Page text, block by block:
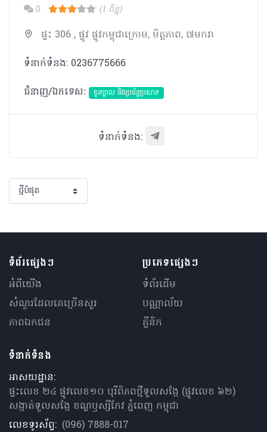
0 (1 ពិន្ទុ)
ផ្ទះ 306 , ផ្លូវ ផ្លូវកម្ពុជាក្រោម​, មិត្ដភាព, ៧មករា
ទំនាក់ទំនង: 0236775666
ជំនាញ/ឯកទេស:
ខួរក្បាល និងប្រព័ន្ធប្រសាទ
ទំនាក់ទំនង:
ទំព័រផ្សេងៗ
អំពីយើង
សំណួរ​ដែលគេ​ច្រើន​សួរ
ភាពឯកជន
ប្រភេទផ្សេងៗ
ទំព័រដើម
បណ្ណាល័យ
គ្លីនិក
ទំនាក់ទំនង
អាសយដ្ឋាន:
ផ្ទះលេខ ២៤ ផ្លូវលេខ១០ បុរីពិភពថ្មីទួលសង្កែ (ផ្លូវលេខ ៦២)
សង្កាត់ទួលសង្កែ ខណ្ឌឫស្សីកែវ ភ្នំពេញ កម្ពុជា
លេខទូរស័ព្ទ: (096) 7888-017